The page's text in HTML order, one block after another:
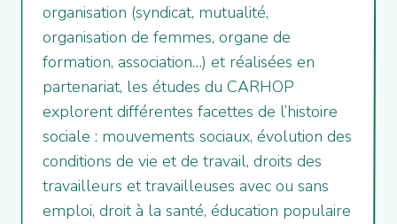
organisation (syndicat, mutualité,
organisation de femmes, organe de
formation, association…) et réalisées en
partenariat, les études du CARHOP
explorent différentes facettes de l’histoire
sociale : mouvements sociaux, évolution des
conditions de vie et de travail, droits des
travailleurs et travailleuses avec ou sans
emploi, droit à la santé, éducation populaire